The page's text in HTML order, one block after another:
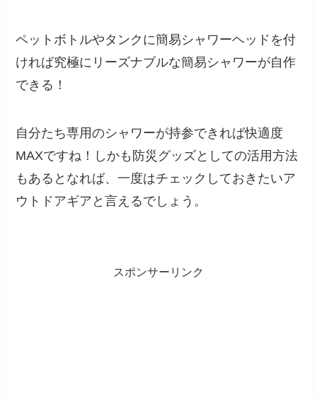
ペットボトルやタンクに簡易シャワーヘッドを付
ければ究極にリーズナブルな簡易シャワーが自作
できる！
自分たち専用のシャワーが持参できれば快適度
MAXですね！しかも防災グッズとしての活用方法
もあるとなれば、一度はチェックしておきたいア
ウトドアギアと言えるでしょう。
スポンサーリンク